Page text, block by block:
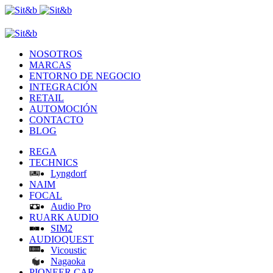
NOSOTROS
MARCAS
ENTORNO DE NEGOCIO
INTEGRACIÓN
RETAIL
AUTOMOCIÓN
CONTACTO
BLOG
REGA
TECHNICS
Lyngdorf
NAIM
FOCAL
Audio Pro
RUARK AUDIO
SIM2
AUDIOQUEST
Vicoustic
Nagaoka